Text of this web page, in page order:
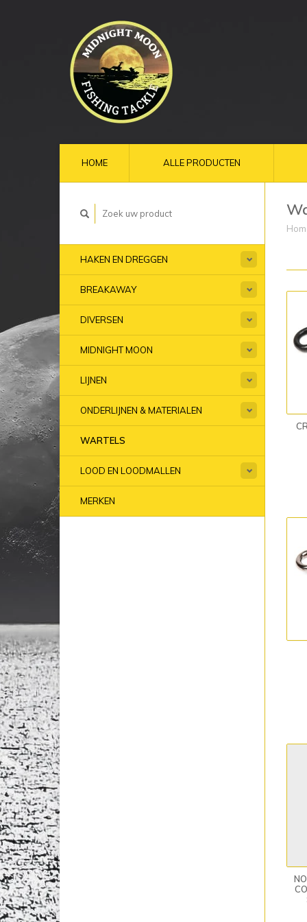
HOME ALLE PRODUCTEN
HAKEN EN DREGGEN
BREAKAWAY
DIVERSEN
MIDNIGHT MOON
LIJNEN
ONDERLIJNEN & MATERIALEN
WARTELS
LOOD EN LOODMALLEN
MERKEN